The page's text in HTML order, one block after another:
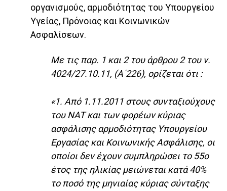
οργανισμούς, αρμοδιότητας του Υπουργείου
Υγείας, Πρόνοιας και Κοινωνικών
Ασφαλίσεων.
Με τις παρ. 1 και 2 του άρθρου 2 του ν.
4024/27.10.11, (Α΄226), ορίζεται ότι :
«1. Από 1.11.2011 στους συνταξιούχους
του NAT και των φορέων κύριας
ασφάλισης αρμοδιότητας Υπουργείου
Εργασίας και Κοινωνικής Ασφάλισης, οι
οποίοι δεν έχουν συμπληρώσει το 55ο
έτος της ηλικίας μειώνεται κατά 40%
το ποσό της μηνιαίας κύριας σύνταξης